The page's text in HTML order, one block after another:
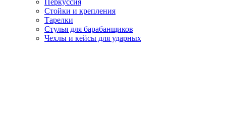
Стойки и крепления
Тарелки
Стулья для барабанщиков
Чехлы и кейсы для ударных